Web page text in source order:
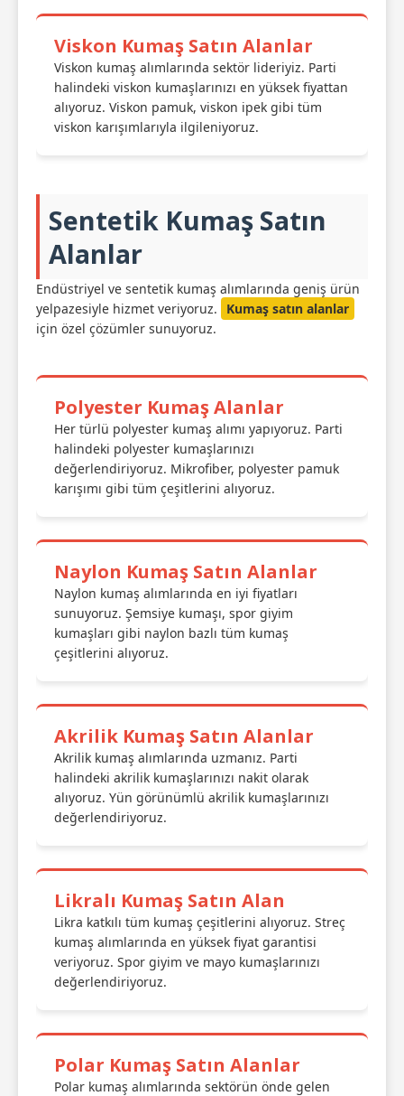
Viskon Kumaş Satın Alanlar
Viskon kumaş alımlarında sektör lideriyiz. Parti
halindeki viskon kumaşlarınızı en yüksek fiyattan
alıyoruz. Viskon pamuk, viskon ipek gibi tüm
viskon karışımlarıyla ilgileniyoruz.
Sentetik Kumaş Satın
Alanlar
Endüstriyel ve sentetik kumaş alımlarında geniş ürün
yelpazesiyle hizmet veriyoruz.
Kumaş satın alanlar
için özel çözümler sunuyoruz.
Polyester Kumaş Alanlar
Her türlü polyester kumaş alımı yapıyoruz. Parti
halindeki polyester kumaşlarınızı
değerlendiriyoruz. Mikrofiber, polyester pamuk
karışımı gibi tüm çeşitlerini alıyoruz.
Naylon Kumaş Satın Alanlar
Naylon kumaş alımlarında en iyi fiyatları
sunuyoruz. Şemsiye kumaşı, spor giyim
kumaşları gibi naylon bazlı tüm kumaş
çeşitlerini alıyoruz.
Akrilik Kumaş Satın Alanlar
Akrilik kumaş alımlarında uzmanız. Parti
halindeki akrilik kumaşlarınızı nakit olarak
alıyoruz. Yün görünümlü akrilik kumaşlarınızı
değerlendiriyoruz.
Likralı Kumaş Satın Alan
Likra katkılı tüm kumaş çeşitlerini alıyoruz. Streç
kumaş alımlarında en yüksek fiyat garantisi
veriyoruz. Spor giyim ve mayo kumaşlarınızı
değerlendiriyoruz.
Polar Kumaş Satın Alanlar
Polar kumaş alımlarında sektörün önde gelen